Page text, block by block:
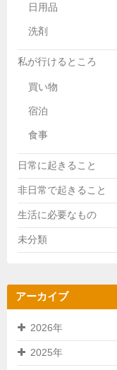
日用品
洗剤
私が行けるところ
買い物
宿泊
食事
日常に起きること
非日常で起きること
生活に必要なもの
未分類
アーカイブ
2026年
2025年